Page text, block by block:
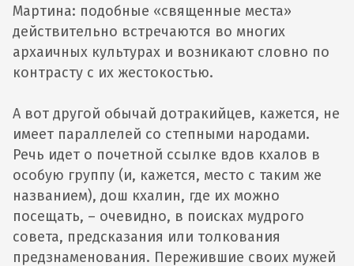
Мартина: подобные «священные места»
действительно встречаются во многих
архаичных культурах и возникают словно по
контрасту с их жестокостью.
А вот другой обычай дотракийцев, кажется, не
имеет параллелей со степными народами.
Речь идет о почетной ссылке вдов кхалов в
особую группу (и, кажется, место с таким же
названием), дош кхалин, где их можно
посещать, – очевидно, в поисках мудрого
совета, предсказания или толкования
предзнаменования. Пережившие своих мужей